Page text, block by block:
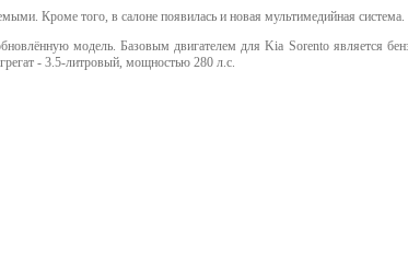
Кроме того, в салоне появилась и новая мультимедийная система.
модель. Базовым двигателем для Kia Sorento является
- 3.5-литровый, мощностью 280 л.с.